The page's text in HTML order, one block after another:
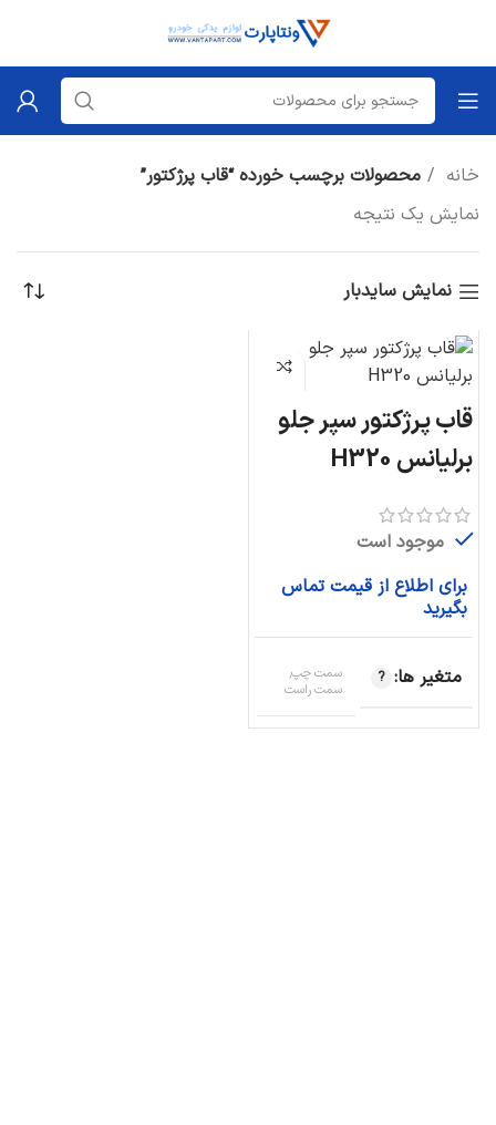
خانه
محصولات برچسب خورده “قاب پرژکتور”
نمایش یک نتیجه
نمایش سایدبار
قاب پرژکتور سپر جلو
برلیانس H320
موجود است
برای اطلاع از قیمت تماس
بگیرید
متغیر ها
سمت چپ,
سمت راست